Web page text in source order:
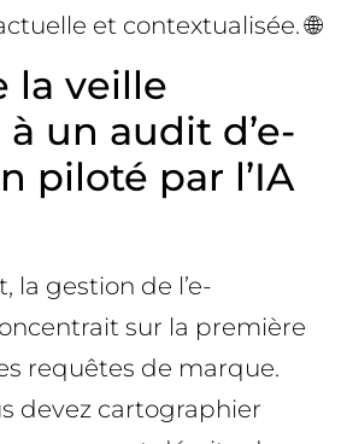
et contextualisée. 🌐
la veille
un audit d’e-
piloté par l’IA
la gestion de l’e-
sur la première
requêtes de marque.
devez cartographier